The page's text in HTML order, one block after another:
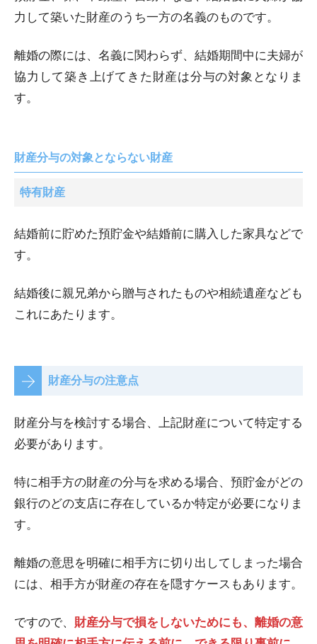
力して築いた財産のうち一方の名義のものです。
離婚の際には、名義に関わらず、結婚期間中に夫婦が
協力して築き上げてきた財産は分与の対象となりま
す。
財産分与の対象とならない財産
特有財産
結婚前に貯めた預貯金や結婚前に購入した家具などで
す。
結婚後に親兄弟から贈与されたものや相続遺産なども
これにあたります。
財産分与の注意点
財産分与を検討する場合、上記財産について特定する
必要があります。
特に相手方の財産の分与を求める場合、預貯金がどの
銀行のどの支店に存在しているか特定が必要になりま
す。
離婚の意思を明確に相手方に切り出してしまった場合
には、相手方が財産の存在を隠すケースもあります。
ですので、 財産分与で損をしないためにも、離婚の意